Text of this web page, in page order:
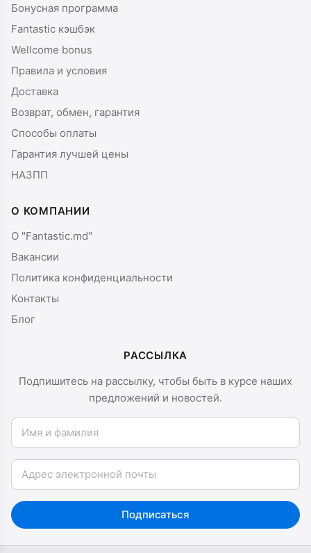
Бонусная программа
Fantastic кэшбэк
Wellcome bonus
Правила и условия
Доставка
Возврат, обмен, гарантия
Способы оплаты
Гарантия лучшей цены
НАЗПП
О КОМПАНИИ
О "Fantastic.md"
Вакансии
Политика конфиденциальности
Контакты
Блог
РАССЫЛКА
Подпишитесь на рассылку, чтобы быть в курсе наших
предложений и новостей.
Имя и фамилия
Email
Подписаться